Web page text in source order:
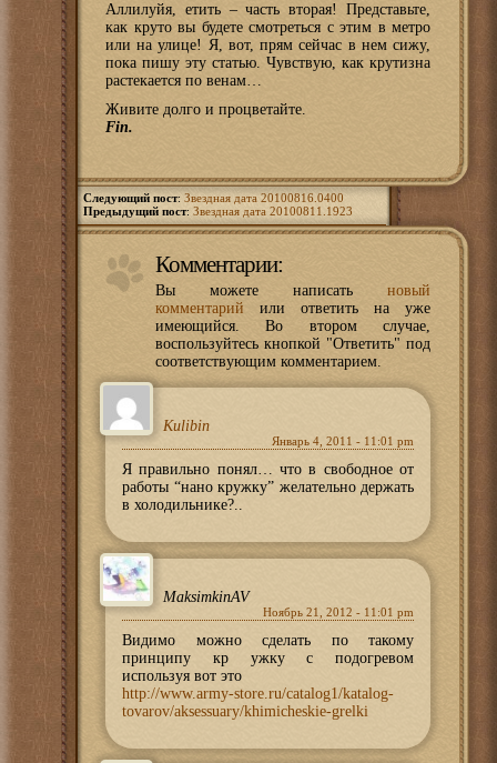
Аллилуйя, етить – часть вторая! Представьте,
как круто вы будете смотреться с этим в метро
или на улице! Я, вот, прям сейчас в нем сижу,
пока пишу эту статью. Чувствую, как крутизна
растекается по венам…
Живите долго и процветайте.
Fin.
Следующий пост: Звездная дата 20100816.0400
Предыдущий пост: Звездная дата 20100811.1923
Комментарии:
Вы можете написать новый
комментарий или ответить на уже
имеющийся. Во втором случае,
воспользуйтесь кнопкой "Ответить" под
соответствующим комментарием.
Kulibin
Январь 4, 2011 - 11:01 pm
Я правильно понял… что в свободное от
работы “нано кружку” желательно держать
в холодильнике?..
MaksimkinAV
Ноябрь 21, 2012 - 11:01 pm
Видимо можно сделать по такому
принципу кр ужку с подогревом
используя вот это
http://www.army-store.ru/catalog1/katalog-
tovarov/aksessuary/khimicheskie-grelki